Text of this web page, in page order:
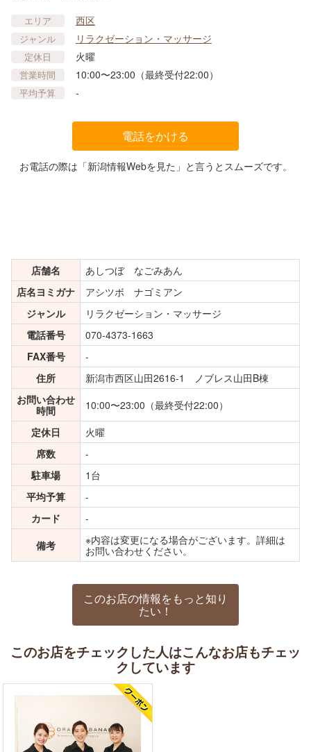
エリア 西区
ジャンル リラクゼーション・マッサージ
定休日 火曜
営業時間 10:00〜23:00（最終受付22:00）
平均予算 -
電話をかける
お電話の際は「新潟情報Webを見た」と言うとスムーズです。
店舗名
あしつぼ なごみあん
店名ヨミガナ
アシツボ ナゴミアン
ジャンル
リラクゼーション・マッサージ
電話番号
070-4373-1663
FAX番号
-
住所
新潟市西区山田2616-1 ノブレス山田B棟
お問い合わせ
時間
10:00〜23:00（最終受付22:00）
定休日
火曜
席数
-
駐車場
1台
平均予算
-
カード
-
備考
※内容は変更になる場合がございます。詳細は
お問い合わせください。
このお店の情報をもっと知り
たい！
このお店をチェックした人はこんなお店もチェッ
クしています